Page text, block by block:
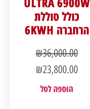
כולל סוללת
הרחברה 6KWH
₪36,000.00
₪23,800.00
הוספה לסל